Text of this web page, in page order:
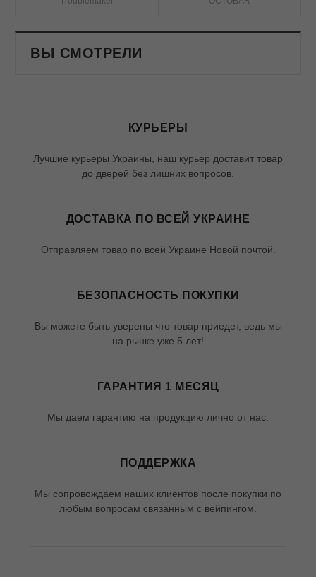
ВЫ СМОТРЕЛИ
КУРЬЕРЫ
Лучшие курьеры Украины, наш курьер доставит товар
до дверей без лишних вопросов.
ДОСТАВКА ПО ВСЕЙ УКРАИНЕ
Отправляем товар по всей Украине Новой почтой.
БЕЗОПАСНОСТЬ ПОКУПКИ
Вы можете быть уверены что товар приедет, ведь мы
на рынке уже 5 лет!
ГАРАНТИЯ 1 МЕСЯЦ
Мы даем гарантию на продукцию лично от нас.
ПОДДЕРЖКА
Мы сопровождаем наших клиентов после покупки по
любым вопросам связанным с вейпингом.